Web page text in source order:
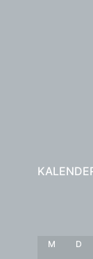
M D